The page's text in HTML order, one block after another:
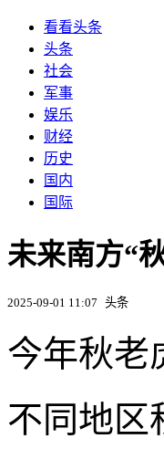
看看头条
头条
社会
军事
娱乐
财经
历史
国内
国际
未来南方“
2025-09-01 11:07 头条
今年秋老
不同地区